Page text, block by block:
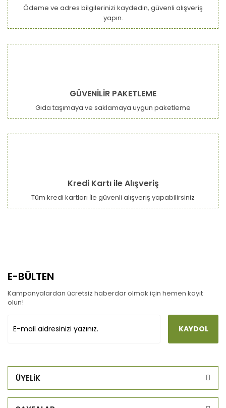
Ödeme ve adres bilgilerinizi kaydedin, güvenli alışveriş
yapın.
GÜVENİLİR PAKETLEME
Gıda taşımaya ve saklamaya uygun paketleme
Kredi Kartı ile Alışveriş
Tüm kredi kartları İle güvenli alışveriş yapabilirsiniz
E-BÜLTEN
Kampanyalardan ücretsiz haberdar olmak için hemen kayıt
olun!
KAYDOL
ÜYELİK